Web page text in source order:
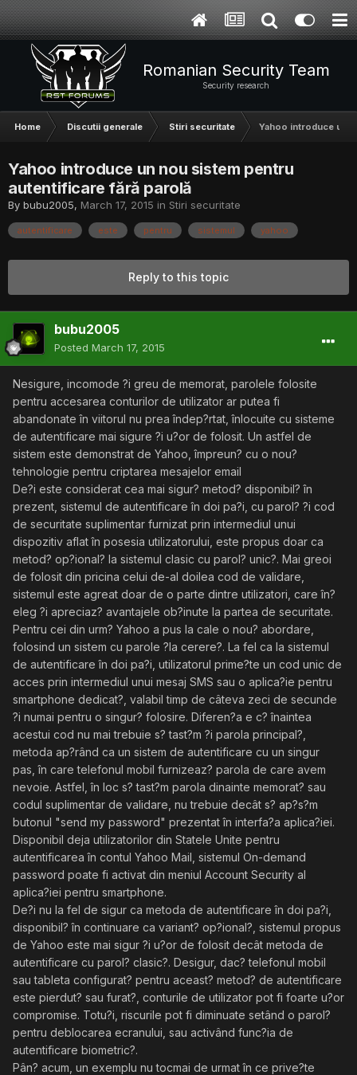
Romanian Security Team
Security research
Home Discutii generale Stiri securitate Yahoo introduce un
Yahoo introduce un nou sistem pentru
autentificare fără parolă
By bubu2005, March 17, 2015 in Stiri securitate
autentificare este pentru sistemul yahoo
Reply to this topic
bubu2005
Posted March 17, 2015
Nesigure, incomode ?i greu de memorat, parolele folosite
pentru accesarea conturilor de utilizator ar putea fi
abandonate în viitorul nu prea îndep?rtat, înlocuite cu sisteme
de autentificare mai sigure ?i u?or de folosit. Un astfel de
sistem este demonstrat de Yahoo, împreun? cu o nou?
tehnologie pentru criptarea mesajelor email
De?i este considerat cea mai sigur? metod? disponibil? în
prezent, sistemul de autentificare în doi pa?i, cu parol? ?i cod
de securitate suplimentar furnizat prin intermediul unui
dispozitiv aflat în posesia utilizatorului, este propus doar ca
metod? op?ional? la sistemul clasic cu parol? unic?. Mai greoi
de folosit din pricina celui de-al doilea cod de validare,
sistemul este agreat doar de o parte dintre utilizatori, care în?
eleg ?i apreciaz? avantajele ob?inute la partea de securitate.
Pentru cei din urm? Yahoo a pus la cale o nou? abordare,
folosind un sistem cu parole ?la cerere?. La fel ca la sistemul
de autentificare în doi pa?i, utilizatorul prime?te un cod unic de
acces prin intermediul unui mesaj SMS sau o aplica?ie pentru
smartphone dedicat?, valabil timp de câteva zeci de secunde
?i numai pentru o singur? folosire. Diferen?a e c? înaintea
acestui cod nu mai trebuie s? tast?m ?i parola principal?,
metoda ap?rând ca un sistem de autentificare cu un singur
pas, în care telefonul mobil furnizeaz? parola de care avem
nevoie. Astfel, în loc s? tast?m parola dinainte memorat? sau
codul suplimentar de validare, nu trebuie decât s? ap?s?m
butonul "send my password" prezentat în interfa?a aplica?iei.
Disponibil deja utilizatorilor din Statele Unite pentru
autentificarea în contul Yahoo Mail, sistemul On-demand
password poate fi activat din meniul Account Security al
aplica?iei pentru smartphone.
De?i nu la fel de sigur ca metoda de autentificare în doi pa?i,
disponibil? în continuare ca variant? op?ional?, sistemul propus
de Yahoo este mai sigur ?i u?or de folosit decât metoda de
autentificare cu parol? clasic?. Desigur, dac? telefonul mobil
sau tableta configurat? pentru aceast? metod? de autentificare
este pierdut? sau furat?, conturile de utilizator pot fi foarte u?or
compromise. Totu?i, riscurile pot fi diminuate setând o parol?
pentru deblocarea ecranului, sau activând func?ia de
autentificare biometric?.
Pân? acum, un exemplu nu tocmai de urmat în ce prive?te